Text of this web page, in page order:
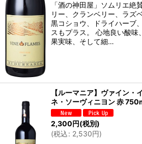
「酒の神田屋」ソムリエ絶
リー、クランベリー、ラズ
黒コショウ、ドライハーブ
スもプラス。 心地良い酸味
果実味、そして細…
【ルーマニア】ヴァイン・
ネ・ソーヴィニヨン 赤
2,300円(税別)
(税込: 2,530円)